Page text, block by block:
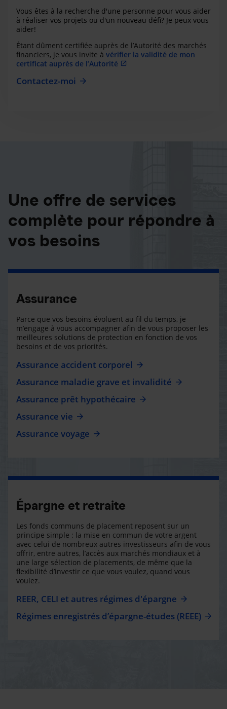
Vous êtes à la recherche d'une personne pour vous aider
à réaliser vos projets ou d'un nouveau défi? Je peux vous
aider!
Étant dûment certifiée auprès de l’Autorité des marchés
financiers, je vous invite à vérifier la validité de mon
certificat auprès de l’Autorité
Contactez-moi
Une offre de services
complète pour répondre à
vos besoins
Assurance
Parce que vos besoins évoluent au fil du temps, je
m’engage à vous accompagner afin de vous proposer les
meilleures solutions de protection en fonction de vos
besoins et de vos priorités.
Assurance accident corporel
Assurance maladie grave et invalidité
Assurance prêt hypothécaire
Assurance vie
Assurance voyage
Épargne et retraite
Les fonds communs de placement reposent sur un
principe simple : la mise en commun de votre argent
avec celui de nombreux autres investisseurs afin de vous
offrir, entre autres, l’accès aux marchés mondiaux et à
une large sélection de placements, de même que la
flexibilité d’investir ce que vous voulez, quand vous
voulez.
REER, CELI et autres régimes d'épargne
Régimes enregistrés d’épargne-études (REEE)